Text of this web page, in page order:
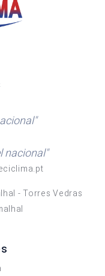
nacional"
- Torres Vedras